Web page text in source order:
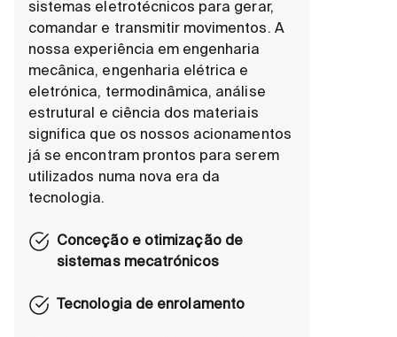
sistemas eletrotécnicos para gerar,
comandar e transmitir movimentos. A
nossa experiência em engenharia
mecânica, engenharia elétrica e
eletrónica, termodinâmica, análise
estrutural e ciência dos materiais
significa que os nossos acionamentos
já se encontram prontos para serem
utilizados numa nova era da
tecnologia.
Conceção e otimização de
sistemas mecatrónicos
Tecnologia de enrolamento